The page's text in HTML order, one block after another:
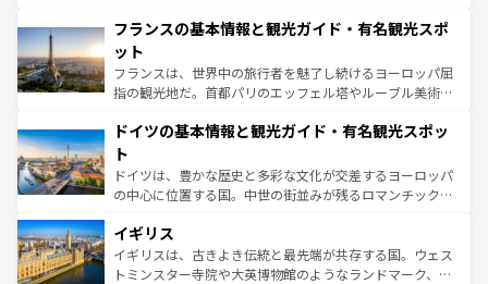
なお、新着のイタリア情報はコンテンツ一覧を参照してほ
しい。
文化が根付くこの国では、情熱的なフラメンコ、熱気あふ
れる闘牛、そして美味しいタパスが生活の一部となってい
る。首都マドリードの洗練された雰囲気や、バルセロナの
アートに溢れた街角から、地方では古代ローマ遺跡や中世
せる。地方によって風土や気候が異なるスペインはその個
ンテンツ一覧 を参照してほしい。
フランスの基本情報と観光ガイド・有名観光スポ
ット
フランスは、世界中の旅行者を魅了し続けるヨーロッパ屈
指の観光地だ。首都パリのエッフェル塔やルーブル美術館
で、幅広い魅力が詰まっている。華麗な宮殿、歴史的な大
聖堂、美しいビーチ、そして豊かな自然が、訪れる者を心
から魅了する。また、フランスは美食の国としても知ら
れ、フランス料理はユネスコ無形文化遺産にも登録されて
香り高いラベンダー畑など、多彩な楽しみ方が可能だ。さ
らに、パリ以外の地域にも魅力が溢れており、どの街角に
も豊かな歴史と文化が息づいている。パリ以外の個性あふ
ドイツの基本情報と観光ガイド・有名観光スポッ
ト
ドイツは、豊かな歴史と多彩な文化が交差するヨーロッパ
の中心に位置する国。中世の街並みが残るロマンチック街
顔を持つこの国は、どこを歩いても飽きることがない。ベ
ルリンの文化的活気、バイエルン州のアルプスの絶景、そ
してライン川沿いのワイン畑といった風景は必見。ビール
イギリス
イギリスは、古きよき伝統と最先端が共存する国。ウェス
トミンスター寺院や大英博物館のようなランドマーク、歴